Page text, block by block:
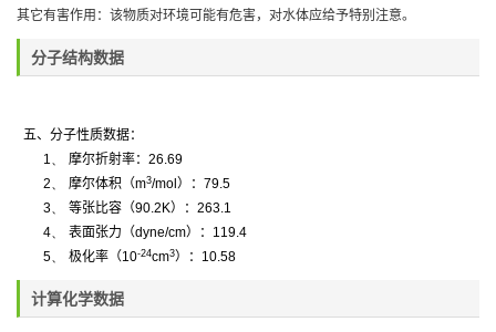
其它有害作用：该物质对环境可能有危害，对水体应给予特别注意。
分子结构数据
五、分子性质数据：
1、
摩尔折射率： 26.69
2、
摩尔体积（m3/mol ）： 79.5
3、
等张比容（90.2K）： 263.1
4、
表面张力（dyne/cm）： 119.4
5、
极化率 （10-24cm3）： 10.58
计算化学数据